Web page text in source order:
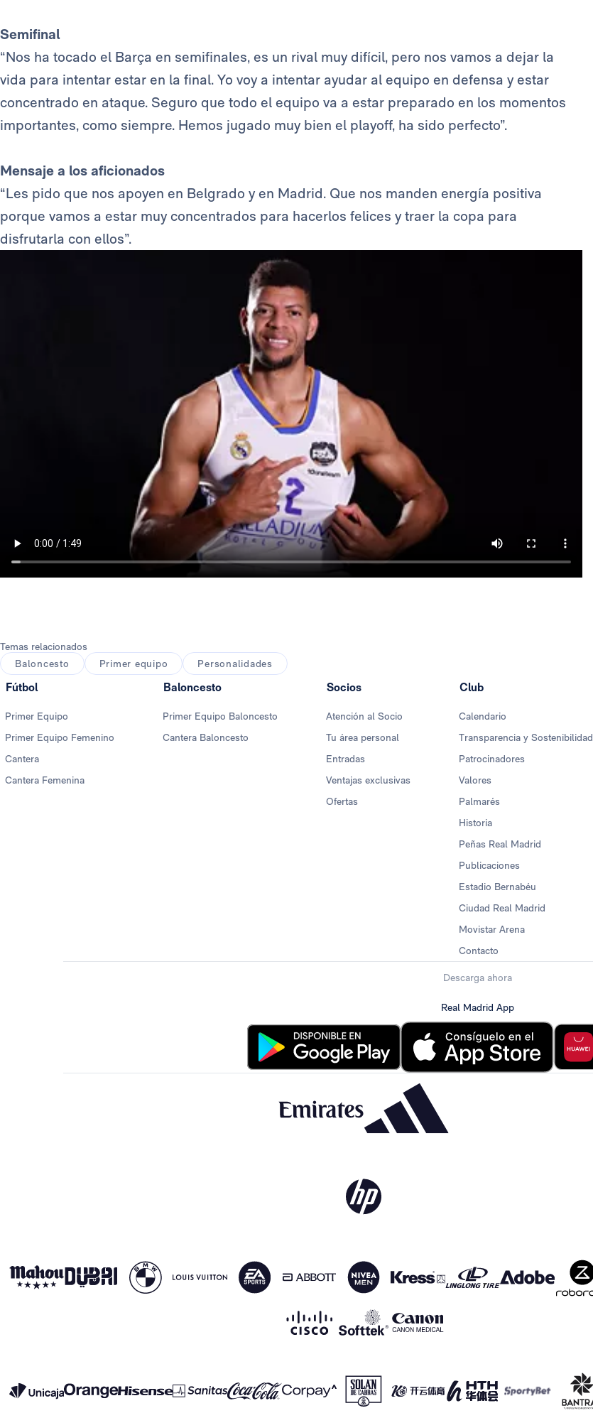
Semifinal
“Nos ha tocado el Barça en semifinales, es un rival muy difícil, pero nos vamos a dejar la
vida para intentar estar en la final. Yo voy a intentar ayudar al equipo en defensa y estar
concentrado en ataque. Seguro que todo el equipo va a estar preparado en los momentos
importantes, como siempre. Hemos jugado muy bien el playoff, ha sido perfecto”.
Mensaje a los aficionados
“Les pido que nos apoyen en Belgrado y en Madrid. Que nos manden energía positiva
porque vamos a estar muy concentrados para hacerlos felices y traer la copa para
disfrutarla con ellos”.
Temas relacionados
Baloncesto
Primer equipo Personalidades
Fútbol
Primer Equipo
Primer Equipo Femenino
Cantera
Cantera Femenina
Baloncesto
Primer Equipo Baloncesto
Cantera Baloncesto
Socios
Atención al Socio
Tu área personal
Entradas
Ventajas exclusivas
Ofertas
Club
Calendario
Transparencia y Sostenibilidad
Patrocinadores
Valores
Palmarés
Historia
Peñas Real Madrid
Publicaciones
Estadio Bernabéu
Ciudad Real Madrid
Movistar Arena
Contacto
Descarga ahora
Real Madrid App